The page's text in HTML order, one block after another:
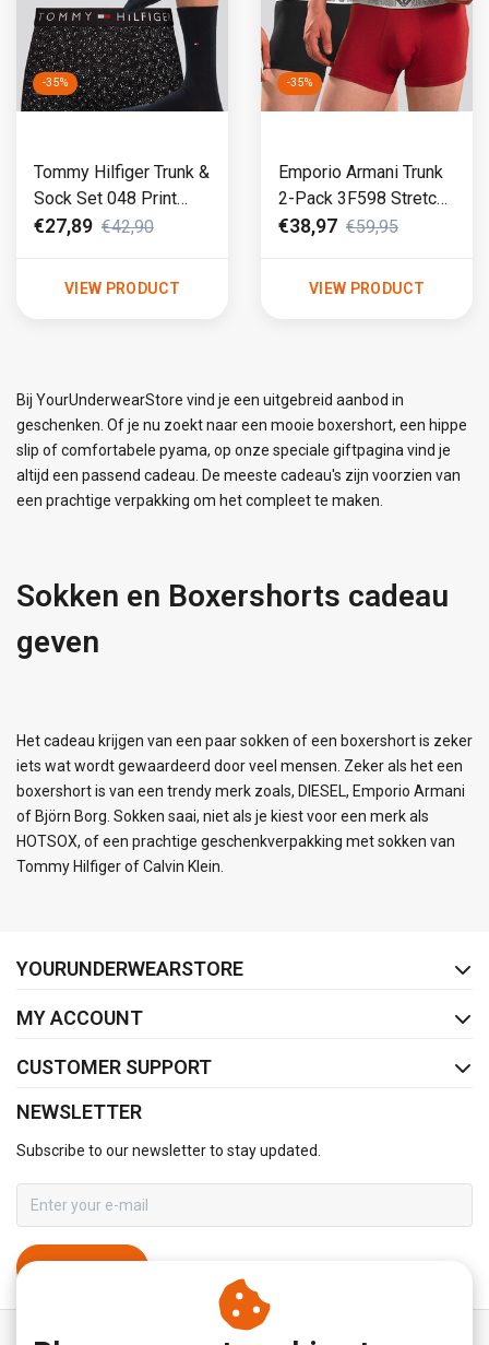
-35%
Tommy Hilfiger Trunk &
Sock Set 048 Print
Black
€27,89 €42,90
VIEW PRODUCT
-35%
Emporio Armani Trunk
2-Pack 3F598 Stretch
Cotton Red
€38,97 €59,95
VIEW PRODUCT
Bij YourUnderwearStore vind je een uitgebreid aanbod in
geschenken. Of je nu zoekt naar een mooie boxershort, een hippe
slip of comfortabele pyama, op onze speciale giftpagina vind je
altijd een passend cadeau. De meeste cadeau's zijn voorzien van
een prachtige verpakking om het compleet te maken.
Sokken en Boxershorts cadeau
geven
Het cadeau krijgen van een paar sokken of een boxershort is zeker
iets wat wordt gewaardeerd door veel mensen. Zeker als het een
boxershort is van een trendy merk zoals, DIESEL, Emporio Armani
of Björn Borg. Sokken saai, niet als je kiest voor een merk als
HOTSOX, of een prachtige geschenkverpakking met sokken van
Tommy Hilfiger of Calvin Klein.
YOURUNDERWEARSTORE
MY ACCOUNT
CUSTOMER SUPPORT
NEWSLETTER
Subscribe to our newsletter to stay updated.